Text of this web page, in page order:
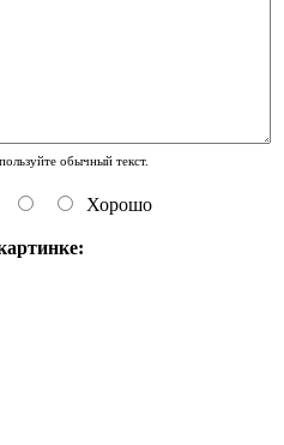
обычный текст.
Хорошо